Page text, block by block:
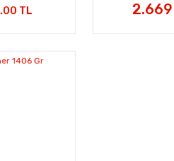
.00 TL 2.669